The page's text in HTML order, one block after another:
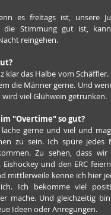
es freitags ist, unsere
die Stimmung gut ist,
reingehen.
klar das Halbe vom Schäffler.
die Männer gerne. Und
viel Glühwein getrunken.
"Overtime" so gut?
lache gerne und viel und
zu sein. Ich spüre jedes
Zu sehen, dass wir
und den ERC
mittlerweile kenne ich hier
Ich bekomme viel
mache. Und gleichzeitig
Ideen oder Anregungen.